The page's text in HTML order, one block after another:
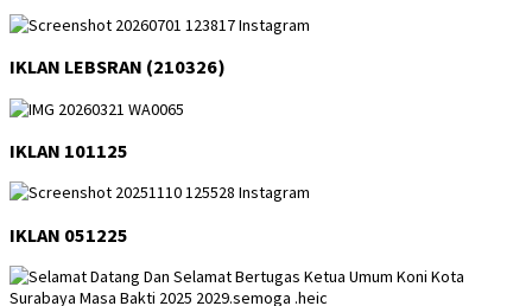
IKLAN LEBSRAN (210326)
IKLAN 101125
IKLAN 051225